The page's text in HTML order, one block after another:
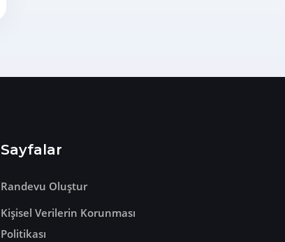
Sayfalar
Randevu Oluştur
Kişisel Verilerin Korunması
Politikası